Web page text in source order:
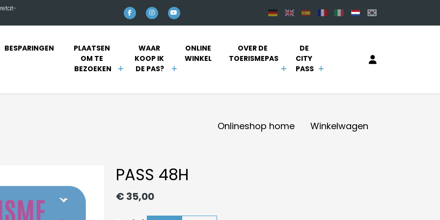
BESPARINGEN
PLAATSEN
OM TE
BEZOEKEN
WAAR
KOOP IK
DE PAS?
ONLINE
WINKEL
OVER DE
TOERISMEPAS
DE
CITY
PASS
Onlineshop home Winkelwagen
PASS 48H
€ 35,00